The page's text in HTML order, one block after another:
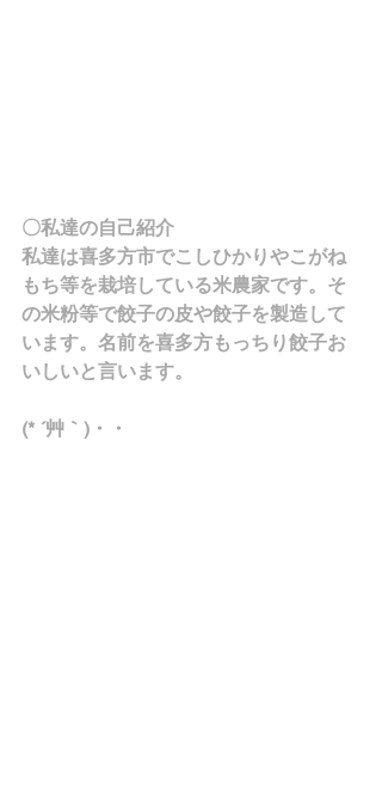
〇私達の自己紹介
私達は喜多方市でこしひかりやこがね
もち等を栽培している米農家です。そ
の米粉等で餃子の皮や餃子を製造して
います。名前を喜多方もっちり餃子お
いしいと言います。
(* ´艸｀)・・